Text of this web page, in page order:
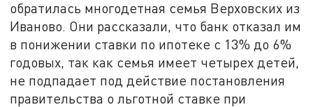
обратилась многодетная семья Верховских из
Иваново. Они рассказали, что банк отказал им
в понижении ставки по ипотеке с 13% до 6%
годовых, так как семья имеет четырех детей,
не подпадает под действие постановления
правительства о льготной ставке при